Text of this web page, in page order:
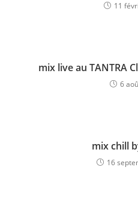
11
mix live au TANTRA
6
mix chill
16